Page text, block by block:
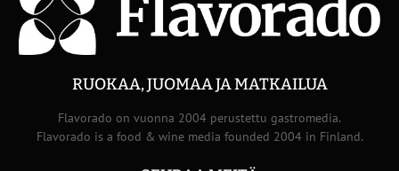
RUOKAA, JUOMAA JA MATKAILUA
Flavorado on vuonna 2004 perustettu gastromedia.
Flavorado is a food & wine media founded 2004 in Finland.